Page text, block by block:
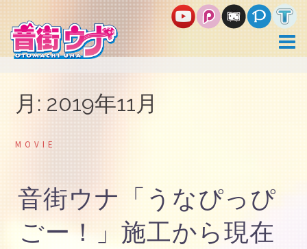
コ
ン
テ
ン
ツ
月: 2019年11月
MOVIE
音街ウナ「うなぴっぴ
ごー！」施工から現在